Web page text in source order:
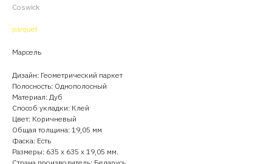
Coswick
parquet
Марсель
Дизайн: Геометрический паркет
Полосность: Однополосный
Материал: Дуб
Способ укладки: Клей
Цвет: Коричневый
Общая толщина: 19,05 мм
Фаска: Есть
Размеры: 635 х 635 х 19,05 мм.